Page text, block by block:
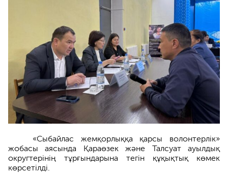
«Сыбайлас жемқорлыққа қарсы волонтерлік»
жобасы аясында Қараөзек және Талсуат ауылдық
округтерінің тұрғындарына тегін құқықтық көмек
көрсетілді.